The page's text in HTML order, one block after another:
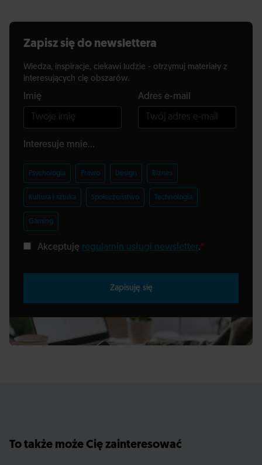
Zapisz się do newslettera
Wiedza, inspiracje, ciekawi ludzie - otrzymuj materiały z
interesujących cię obszarów.
Imię Adres e-mail
Interesuje mnie...
Psychologia Prawo Design Biznes
Kultura i sztuka Społeczeństwo Technologia
Gaming
Akceptuję regulamin usługi newsletter.*
Zapisuję się
To także może Cię zainteresować